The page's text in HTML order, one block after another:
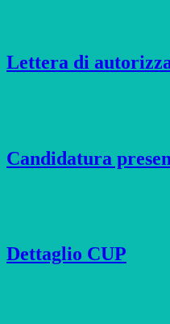
Lettera di
Candidatura
Dettaglio CUP